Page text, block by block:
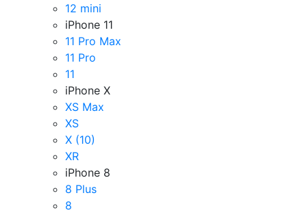
12 mini
iPhone 11
11 Pro Max
11 Pro
11
iPhone X
XS Max
XS
X (10)
XR
iPhone 8
8 Plus
8